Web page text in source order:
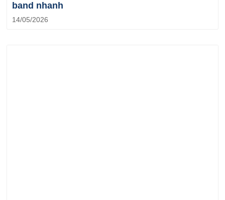
band nhanh
14/05/2026